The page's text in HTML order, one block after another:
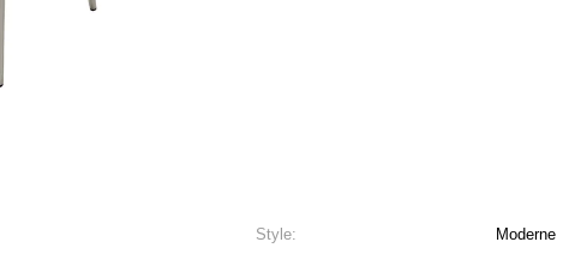
Style:
Moderne